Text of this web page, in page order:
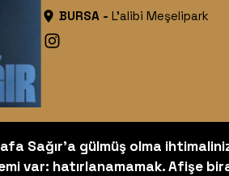
BURSA- L’alibi Meşelipark
Sağır’a gülmüş olma
var: hatırlanamamak. Afişe